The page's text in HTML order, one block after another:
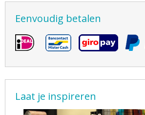
Eenvoudig betalen
Laat je inspireren